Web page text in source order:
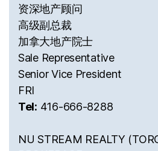
资深地产顾问
高级副总裁
加拿大地产院士
Sale Representative
Senior Vice President
FRI
Tel: 416-666-8288
NU STREAM REALTY